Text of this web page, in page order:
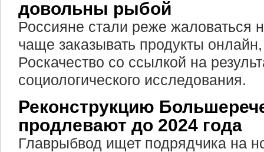
довольны рыбой
Россияне стали реже жаловаться
чаще заказывать продукты
Роскачество со ссылкой на
социологического исследования.
Реконструкцию
продлевают до 2024 года
Главрыбвод ищет подрядчика на